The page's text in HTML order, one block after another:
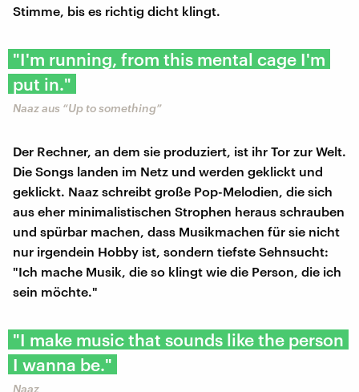
Stimme, bis es richtig dicht klingt.
"I'm running, from this mental cage I'm
put in."
Naaz aus “Up to something”
Der Rechner, an dem sie produziert, ist ihr Tor zur Welt.
Die Songs landen im Netz und werden geklickt und
geklickt. Naaz schreibt große Pop-Melodien, die sich
aus eher minimalistischen Strophen heraus schrauben
und spürbar machen, dass Musikmachen für sie nicht
nur irgendein Hobby ist, sondern tiefste Sehnsucht:
"Ich mache Musik, die so klingt wie die Person, die ich
sein möchte."
"I make music that sounds like the person
I wanna be."
Naaz